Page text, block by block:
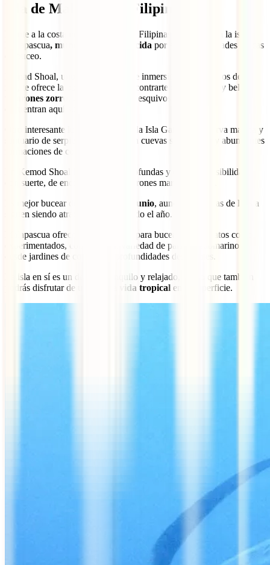
Isla de Malapascua, Filipinas
Frente a la costa norte de Cebú, en Filipinas, se encuentra la isla
Malapascua, mundialmente conocida por sus oportunidades únicas
de buceo.
Monad Shoal, uno de los puntos de inmersión más famosos de la
isla, te ofrece la oportunidad de encontrarte con los raros y bellos
tiburones zorro
, unos elegantes y esquivos escualos que
encuentran aquí su hábitat natural.
Otro interesante lugar de buceo es la Isla Gato, una reserva marina y
santuario de serpientes marinas con cuevas submarinas y abundantes
formaciones de coral.
En Kemod Shoal las aguas son profundas y existe la posibilidad,
con suerte, de encontrarse con tiburones martillo y tigre.
Es mejor bucear de
noviembre a junio, aunque las aguas de la isla
siguen siendo atractivas durante todo el año.
Malapascua ofrece opciones tanto para buceadores novatos como
experimentados, con una gran variedad de paisajes submarinos,
desde jardines de coral hasta profundidades desafiantes.
La isla en sí es un destino tranquilo y relajado, por lo que también
podrás disfrutar de una buena
vida tropical en la superficie.